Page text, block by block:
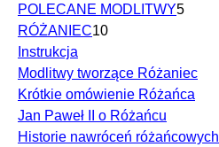
POLECANE MODLITWY5
RÓŻANIEC10
Instrukcja
Modlitwy tworzące Różaniec
Krótkie omówienie Różańca
Jan Paweł II o Różańcu
Historie nawróceń różańcowych